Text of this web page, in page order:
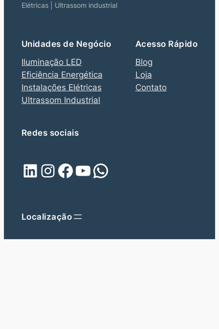
Elétricas | Ultrassom industrial
Unidades de Negócio
Iluminação LED
Eficiência Energética
Instalações Elétricas
Ultrassom Industrial
Acesso Rápido
Blog
Loja
Contato
Redes sociais
LinkedIn Instagram Facebook YouTube WhatsApp
Localização